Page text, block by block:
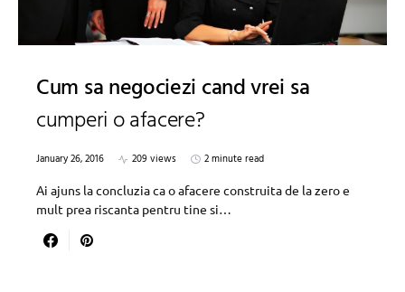
Cum sa negociezi cand vrei sa
cumperi o afacere?
January 26, 2016 209 views
2 minute read
Ai ajuns la concluzia ca o afacere construita de la zero e
mult prea riscanta pentru tine si…